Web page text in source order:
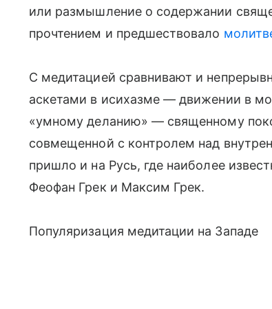
или размышление о содержании
прочтением и предшествовало
С медитацией сравнивают и
аскетами в исихазме — движении в
«умному деланию» — священному
совмещенной с контролем над
пришло и на Русь, где наиболее
Феофан Грек и Максим Грек.
Популяризация медитации на Западе